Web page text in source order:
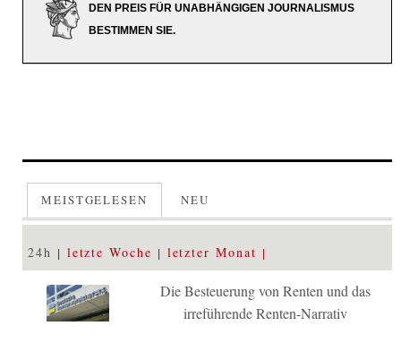
DEN PREIS FÜR UNABHÄNGIGEN JOURNALISMUS
BESTIMMEN SIE.
MEISTGELESEN NEU
24h letzte Woche letzter Monat
Die Besteuerung von Renten und das
irreführende Renten-Narrativ